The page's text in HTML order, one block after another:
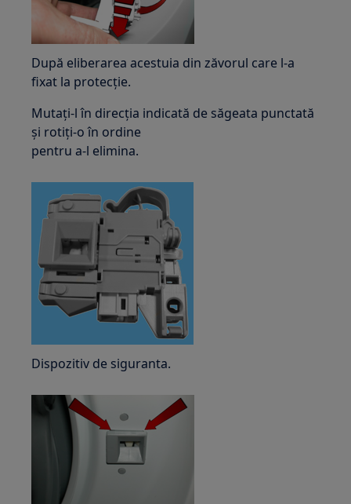
După eliberarea acestuia din zăvorul care l-a
fixat la protecție.
Mutați-l în direcția indicată de săgeata punctată
și rotiți-o în ordine
pentru a-l elimina.
Dispozitiv de siguranta.